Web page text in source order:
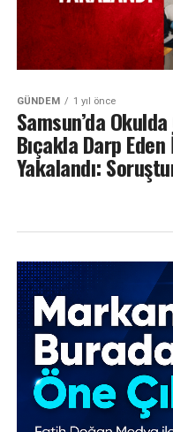
GÜNDEM 1 yıl önce
Samsun’da
Bıçakla Darp
Yakalandı: